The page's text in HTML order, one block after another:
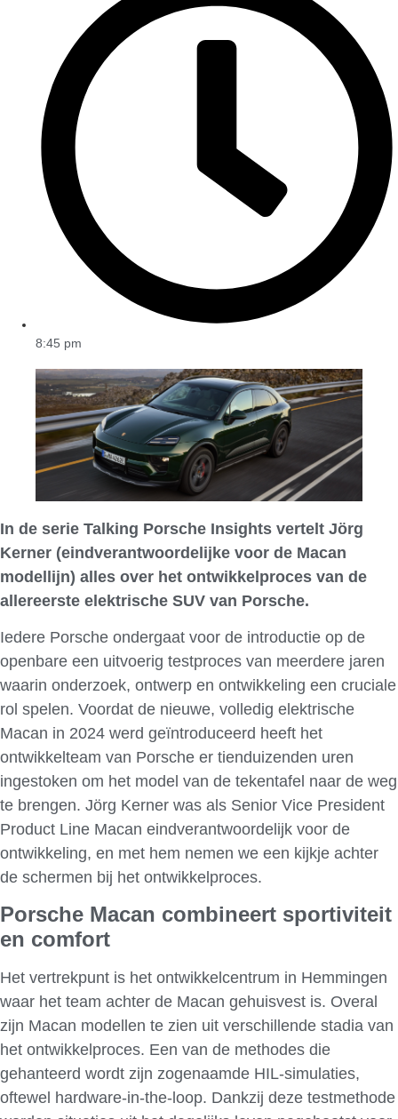
8:45 pm
In de serie Talking Porsche Insights vertelt Jörg
Kerner (eindverantwoordelijke voor de Macan
modellijn) alles over het ontwikkelproces van de
allereerste elektrische SUV van Porsche.
Iedere Porsche ondergaat voor de introductie op de
openbare een uitvoerig testproces van meerdere jaren
waarin onderzoek, ontwerp en ontwikkeling een cruciale
rol spelen. Voordat de nieuwe, volledig elektrische
Macan in 2024 werd geïntroduceerd heeft het
ontwikkelteam van Porsche er tienduizenden uren
ingestoken om het model van de tekentafel naar de weg
te brengen. Jörg Kerner was als Senior Vice President
Product Line Macan eindverantwoordelijk voor de
ontwikkeling, en met hem nemen we een kijkje achter
de schermen bij het ontwikkelproces.
Porsche Macan combineert sportiviteit
en comfort
Het vertrekpunt is het ontwikkelcentrum in Hemmingen
waar het team achter de Macan gehuisvest is. Overal
zijn Macan modellen te zien uit verschillende stadia van
het ontwikkelproces. Een van de methodes die
gehanteerd wordt zijn zogenaamde HIL-simulaties,
oftewel hardware-in-the-loop. Dankzij deze testmethode